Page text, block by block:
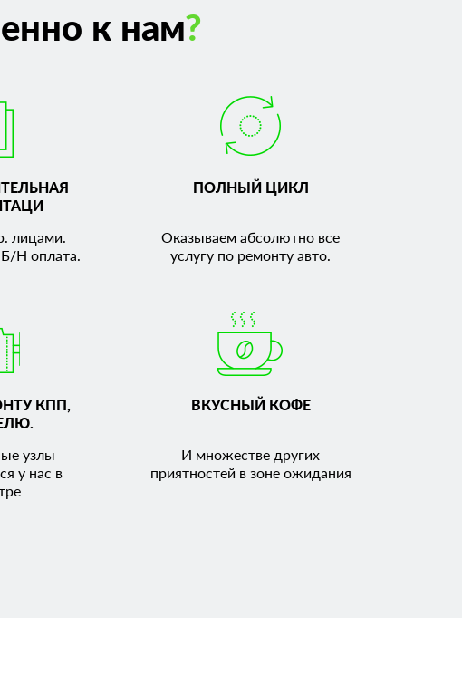
к нам?
лицами.
Н оплата.
ПОЛНЫЙ ЦИКЛ
Оказываем абсолютно все
услугу по ремонту авто.
КПП,
узлы
у нас в
ВКУСНЫЙ КОФЕ
И множестве других
приятностей в зоне ожидания